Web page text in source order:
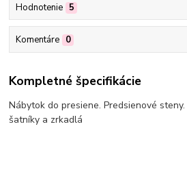
Hodnotenie 5
Komentáre 0
Kompletné špecifikácie
Nábytok do presiene. Predsienové
šatníky a zrkadlá